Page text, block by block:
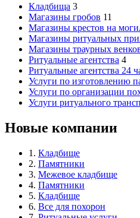
Кладбища 3
Магазины гробов 11
Магазины крестов на
Магазины ритуальных
Магазины траурных
Ритуальные агентства 4
Ритуальные агентства 24
Услуги по изготовлению
Услуги по организации
Услуги ритуального
Новые компании
1. Кладбище
2. Памятники
3. Межевое кладбище
4. Памятники
5. Кладбище
6. Все для похорон